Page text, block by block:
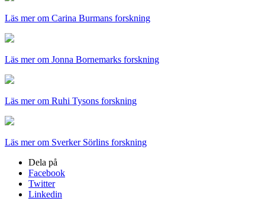
Läs mer om Carina Burmans forskning
Läs mer om Jonna Bornemarks forskning
Läs mer om Ruhi Tysons forskning
Läs mer om Sverker Sörlins forskning
Dela på
Facebook
Twitter
Linkedin